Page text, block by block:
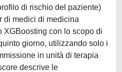
di rischio del paziente)
di medici di medicina
XGBoosting con lo scopo di
giorno, utilizzando solo i
in unità di terapia
descrive le